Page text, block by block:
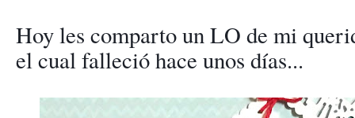
Hoy les comparto un LO de mi
el cual falleció hace unos días...